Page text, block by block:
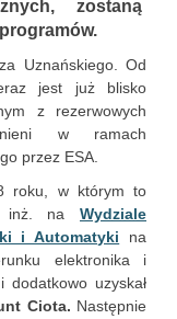
zostaną
Uznańskiego. Od
jest już blisko
z rezerwowych
w ramach
przez ESA.
roku, w którym to
inż. na Wydziale
i Automatyki na
elektronika i
uzyskał
Ciota. Następnie